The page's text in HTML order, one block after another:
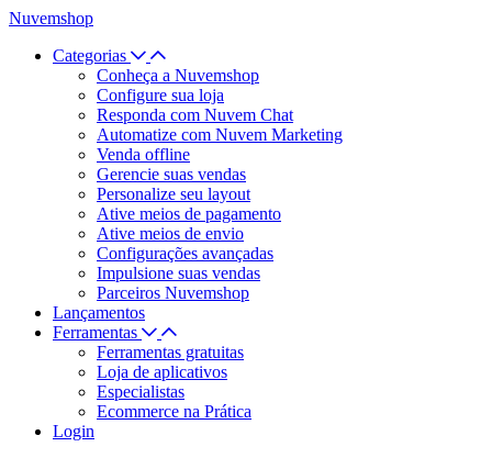
Nuvemshop
Categorias
Conheça a Nuvemshop
Configure sua loja
Responda com Nuvem Chat
Automatize com Nuvem Marketing
Venda offline
Gerencie suas vendas
Personalize seu layout
Ative meios de pagamento
Ative meios de envio
Configurações avançadas
Impulsione suas vendas
Parceiros Nuvemshop
Lançamentos
Ferramentas
Ferramentas gratuitas
Loja de aplicativos
Especialistas
Ecommerce na Prática
Login